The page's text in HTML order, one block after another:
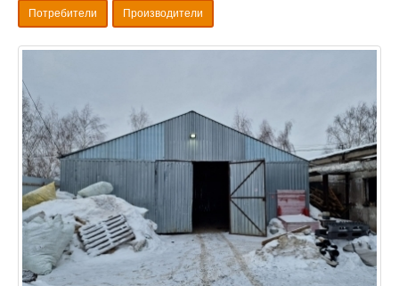
Потребители Производители